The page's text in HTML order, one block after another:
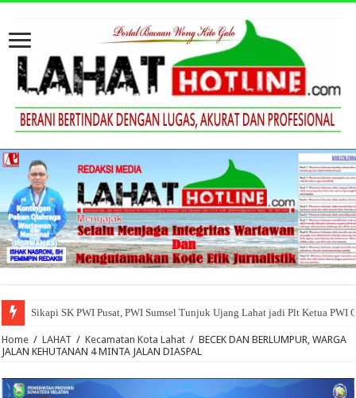
Sikapi SK PWI Pusat, PWI Sumsel Tunjuk Ujang Lahat jadi Plt Ketua PWI
Home / LAHAT / Kecamatan Kota Lahat / BECEK DAN BERLUMPUR, WARGA
JALAN KEHUTANAN 4 MINTA JALAN DIASPAL